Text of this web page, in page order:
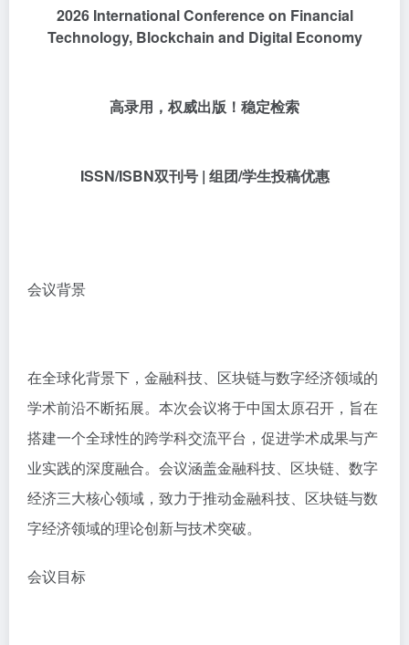
2026 International Conference on Financial
Technology, Blockchain and Digital Economy
高录用，权威出版！稳定检索
ISSN/ISBN双刊号 | 组团/学生投稿优惠
会议背景
在全球化背景下，金融科技、区块链与数字经济领域的
学术前沿不断拓展。本次会议将于中国太原召开，旨在
搭建一个全球性的跨学科交流平台，促进学术成果与产
业实践的深度融合。会议涵盖金融科技、区块链、数字
经济三大核心领域，致力于推动金融科技、区块链与数
字经济领域的理论创新与技术突破。
会议目标